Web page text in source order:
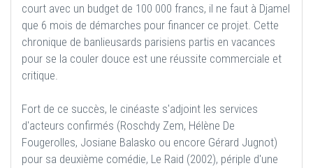
court avec un budget de 100 000 francs, il ne faut à Djamel
que 6 mois de démarches pour financer ce projet. Cette
chronique de banlieusards parisiens partis en vacances
pour se la couler douce est une réussite commerciale et
critique.
Fort de ce succès, le cinéaste s'adjoint les services
d'acteurs confirmés (Roschdy Zem, Hélène De
Fougerolles, Josiane Balasko ou encore Gérard Jugnot)
pour sa deuxième comédie, Le Raid (2002), périple d'une